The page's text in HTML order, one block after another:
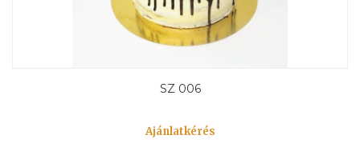
SZ 006
Ajánlatkérés